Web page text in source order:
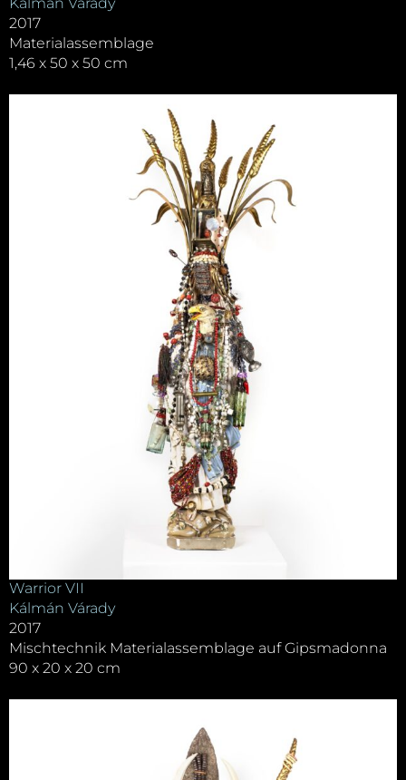
2017
Materialassemblage
1,46 x 50 x 50 cm
Warrior VII
Kálmán Várady
2017
Mischtechnik Materialassemblage auf Gipsmadonna
90 x 20 x 20 cm